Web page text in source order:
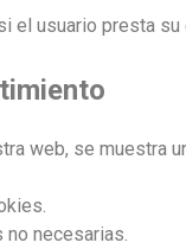
el usuario presta su
web, se muestra
necesarias.